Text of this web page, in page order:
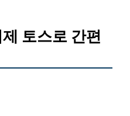
토스로 간편